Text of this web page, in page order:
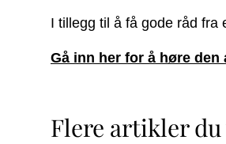
I tillegg til å få gode råd fra
Gå inn her for å høre den
Flere artikler